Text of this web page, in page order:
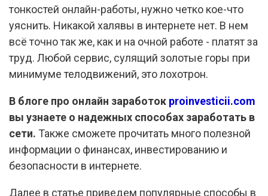
тонкостей онлайн-работы, нужно четко кое-что
уяснить. Никакой халявы в интернете нет. В нем
всё точно так же, как и на очной работе - платят за
труд. Любой сервис, сулящий золотые горы при
минимуме телодвижений, это лохотрон.
В блоге про онлайн заработок proinvesticii.com
вы узнаете о надежных способах заработать в
сети. Также сможете прочитать много полезной
информации о финансах, инвестированию и
безопасности в интернете.
Далее в статье приведем популярные способы в
ИСТОРИЯ
БИОГРАФИИ
КОМПАНИИ
СЛОВАРЬ